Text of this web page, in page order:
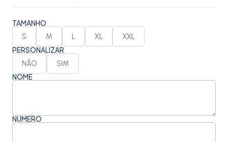
TAMANHO
S M L XL XXL
PERSONALIZAR
NÃO SIM
NOME
NÚMERO